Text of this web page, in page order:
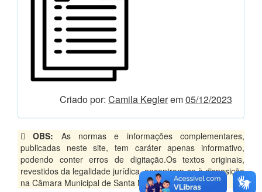
Criado por: Camila Keglerem05/12/2023
OBS: As normas e informações complementares,
publicadas neste site, tem caráter apenas informativo,
podendo conter erros de digitação.Os textos originais,
revestidos da legalidade jurídica, encontram-se à disposição
na Câmara Municipal de Santa Maria/RS.